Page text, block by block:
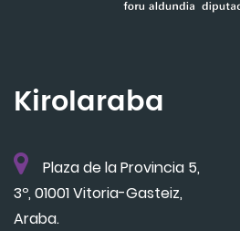
Kirolaraba
Plaza de la Provincia 5,
3º, 01001 Vitoria-Gasteiz,
Araba.